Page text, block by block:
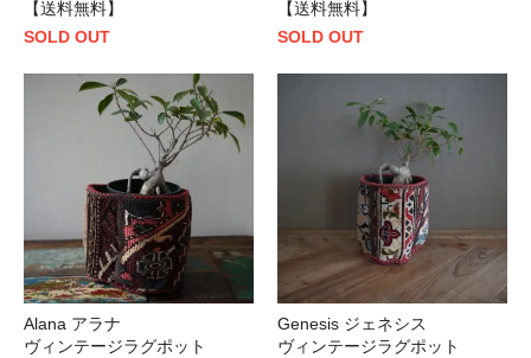
【送料無料】
SOLD OUT
【送料無料】
SOLD OUT
Alana アラナ
ヴィンテージラグポット
Genesis ジェネシス
ヴィンテージラグポット